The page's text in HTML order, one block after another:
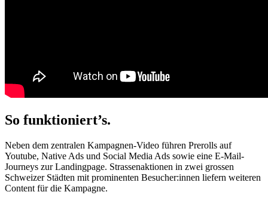
So funktioniert’s.
Neben dem zentralen Kampagnen-Video führen Prerolls auf
Youtube, Native Ads und Social Media Ads sowie eine E-Mail-
Journeys zur Landingpage. Strassenaktionen in zwei grossen
Schweizer Städten mit prominenten Besucher:innen liefern weiteren
Content für die Kampagne.